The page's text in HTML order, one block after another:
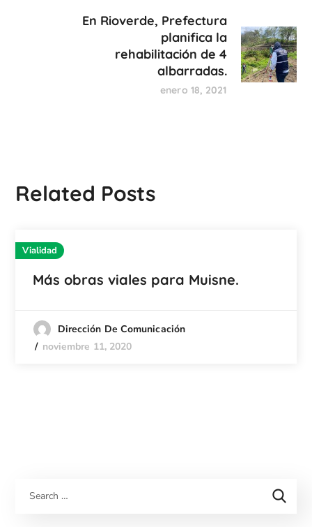
En Rioverde, Prefectura
planifica la
rehabilitación de 4
albarradas.
enero 18, 2021
Related Posts
Vialidad
Más obras viales para Muisne.
Dirección De Comunicación
noviembre 11, 2020